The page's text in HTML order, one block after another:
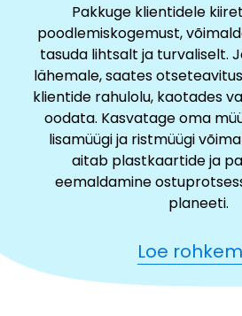
Pakkuge klientidele
poodlemiskogemust,
tasuda lihtsalt ja turvaliselt.
lähemale, saates
klientide rahulolu, kaotades
oodata. Kasvatage oma
lisamüügi ja ristmüügi
aitab plastkaartide ja
eemaldamine
planeeti.
Loe rohkem